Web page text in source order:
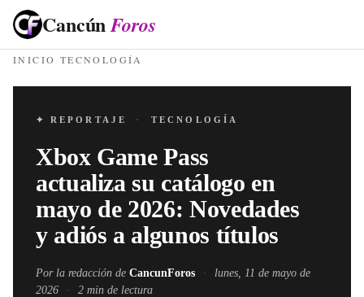
CancúnForos
INICIO· TECNOLOGÍA
✦ REPORTAJE · TECNOLOGÍA
Xbox Game Pass
actualiza su catálogo en
mayo de 2026: Novedades
y adiós a algunos títulos
Por la redacción de CancunForos ·
lunes, 11 de mayo de
2026
· 2 min de lectura